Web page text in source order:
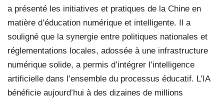
a présenté les initiatives et pratiques de la Chine en
matière d’éducation numérique et intelligente. Il a
souligné que la synergie entre politiques nationales et
réglementations locales, adossée à une infrastructure
numérique solide, a permis d’intégrer l’intelligence
artificielle dans l’ensemble du processus éducatif. L’IA
bénéficie aujourd’hui à des dizaines de millions